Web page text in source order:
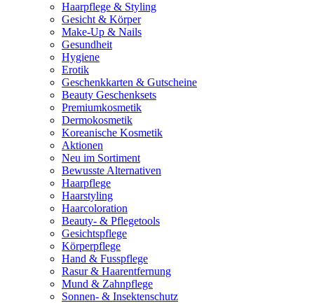
Haarpflege & Styling
Gesicht & Körper
Make-Up & Nails
Gesundheit
Hygiene
Erotik
Geschenkkarten & Gutscheine
Beauty Geschenksets
Premiumkosmetik
Dermokosmetik
Koreanische Kosmetik
Aktionen
Neu im Sortiment
Bewusste Alternativen
Haarpflege
Haarstyling
Haarcoloration
Beauty- & Pflegetools
Gesichtspflege
Körperpflege
Hand & Fusspflege
Rasur & Haarentfernung
Mund & Zahnpflege
Sonnen- & Insektenschutz